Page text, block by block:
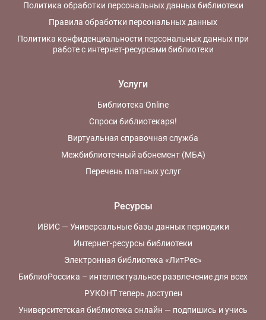
Политика обработки персональных данных библиотеки
Правила обработки персональных данных
Политика конфиденциальности персональных данных при
работе с интернет-ресурсами библиотеки
Услуги
Библиотека Online
Спроси библиотекаря!
Виртуальная справочная служба
Межбиблиотечный абонемент (МБА)
Перечень платных услуг
Ресурсы
ИВИС — Универсальные базы данных периодики
Интернет-ресурсы библиотеки
Электронная библиотека «ЛитРес»
БиблиоРоссика – интеллектуальное развлечение для всех
РУКОНТ теперь доступен
Университетская библиотека онлайн — подпишись и учись